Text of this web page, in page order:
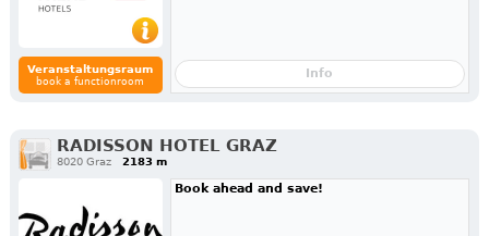
Veranstaltungsraum
book a functionroom
Info
RADISSON HOTEL GRAZ
8020 Graz 2183 m
Book ahead and save!